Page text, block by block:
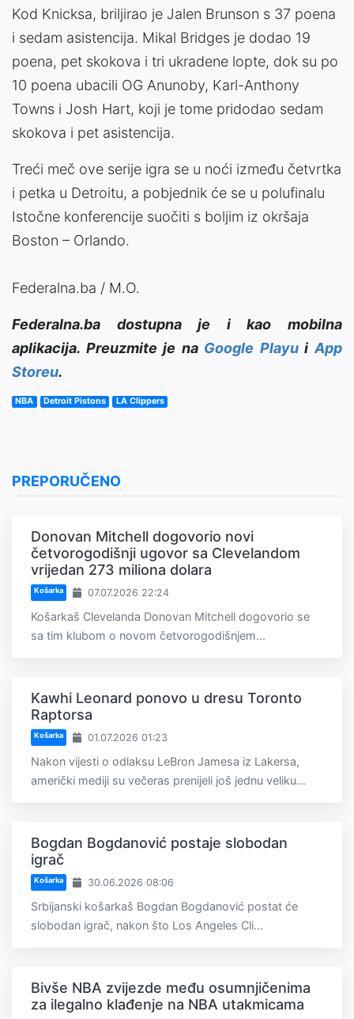
Kod Knicksa, briljirao je Jalen Brunson s 37 poena
i sedam asistencija. Mikal Bridges je dodao 19
poena, pet skokova i tri ukradene lopte, dok su po
10 poena ubacili OG Anunoby, Karl-Anthony
Towns i Josh Hart, koji je tome pridodao sedam
skokova i pet asistencija.
Treći meč ove serije igra se u noći između četvrtka
i petka u Detroitu, a pobjednik će se u polufinalu
Istočne konferencije suočiti s boljim iz okršaja
Boston – Orlando.
Federalna.ba / M.O.
Federalna.ba dostupna je i kao mobilna
aplikacija. Preuzmite je na Google PlayuiApp
Storeu.
NBA Detroit Pistons LA Clippers
PREPORUČENO
Donovan Mitchell dogovorio novi
četvorogodišnji ugovor sa Clevelandom
vrijedan 273 miliona dolara
Košarka 07.07.2026 22:24
Košarkaš Clevelanda Donovan Mitchell dogovorio se
sa tim klubom o novom četvorogodišnjem...
Kawhi Leonard ponovo u dresu Toronto
Raptorsa
Košarka 01.07.2026 01:23
Nakon vijesti o odlaksu LeBron Jamesa iz Lakersa,
američki mediji su večeras prenijeli još jednu veliku...
Bogdan Bogdanović postaje slobodan
igrač
Košarka 30.06.2026 08:06
Srbijanski košarkaš Bogdan Bogdanović postat će
slobodan igrač, nakon što Los Angeles Cli...
Bivše NBA zvijezde među osumnjičenima
za ilegalno klađenje na NBA utakmicama